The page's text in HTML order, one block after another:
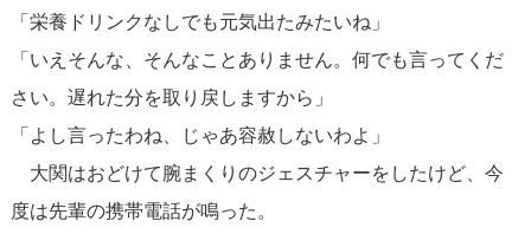
「栄養ドリンクなしでも元気出たみたいね」
「いえそんな、そんなことありません。何でも言ってくだ
さい。遅れた分を取り戻しますから」
「よし言ったわね、じゃあ容赦しないわよ」
大関はおどけて腕まくりのジェスチャーをしたけど、今
度は先輩の携帯電話が鳴った。